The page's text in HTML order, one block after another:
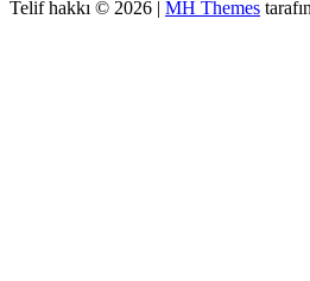
Telif hakkı © 2026 | MH Themes